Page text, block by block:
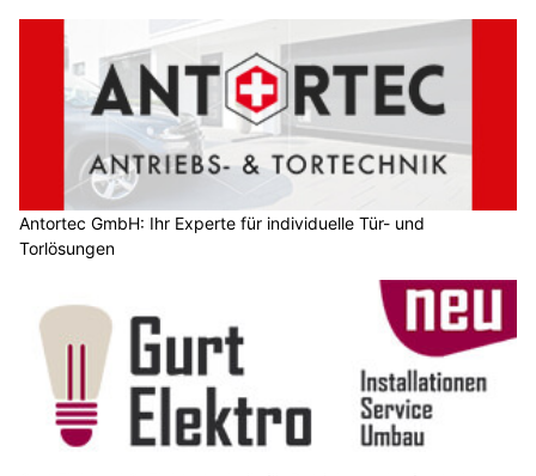
Antortec GmbH: Ihr Experte für individuelle Tür- und
Torlösungen